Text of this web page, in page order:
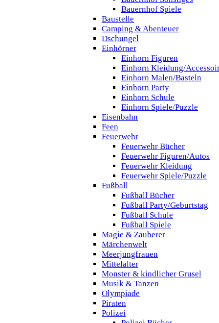
Bauernhof Spiele
Baustelle
Camping & Abenteuer
Dschungel
Einhörner
Einhorn Figuren
Einhorn Kleidung/
Einhorn Malen/Basteln
Einhorn Party
Einhorn Schule
Einhorn Spiele/Puzzle
Eisenbahn
Feen
Feuerwehr
Feuerwehr Bücher
Feuerwehr Figuren/Autos
Feuerwehr Kleidung
Feuerwehr Spiele/Puzzle
Fußball
Fußball Bücher
Fußball Party/Geburtstag
Fußball Schule
Fußball Spiele
Magie & Zauberer
Märchenwelt
Meerjungfrauen
Mittelalter
Monster & kindlicher Grusel
Musik & Tanzen
Olympiade
Piraten
Polizei